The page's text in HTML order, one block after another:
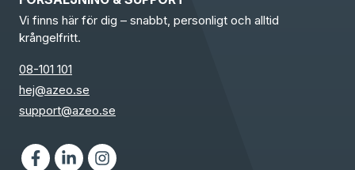
Vi finns här för dig – snabbt, personligt och alltid
krångelfritt.
08-101 101
hej@azeo.se
support@azeo.se
Facebook
LinkedInInstagram